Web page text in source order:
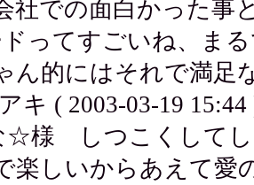
社での面白かった事
ってすごいね、ま
ん的にはそれで満足
キ ( 2003-03-19 15:44
☆様 しつこくしてし
楽しいからあえて愛